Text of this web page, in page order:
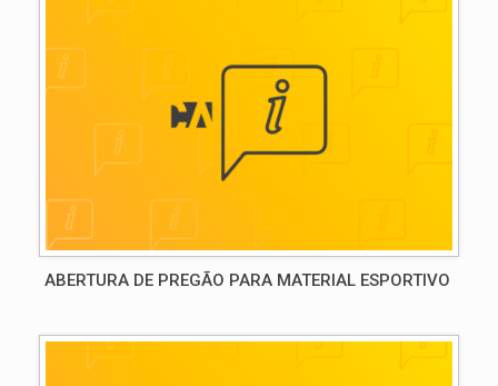
ABERTURA DE PREGÃO PARA MATERIAL ESPORTIVO